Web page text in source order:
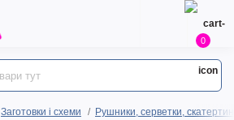
0
Заготовки і схеми Рушники, серветки,